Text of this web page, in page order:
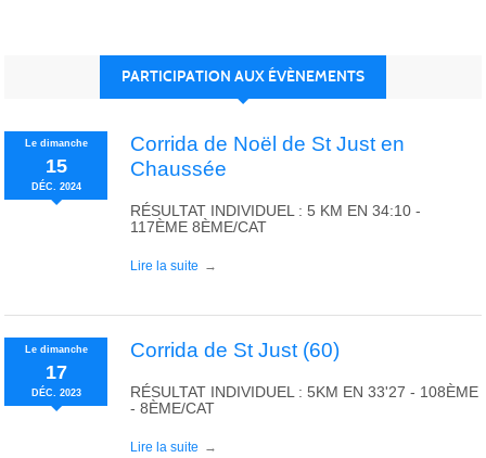
PARTICIPATION AUX ÉVÈNEMENTS
Le dimanche
15
DÉC. 2024
Corrida de Noël de St Just en
Chaussée
RÉSULTAT INDIVIDUEL : 5 KM EN 34:10 -
117ÈME 8ÈME/CAT
Lire la suite
Le dimanche
17
DÉC. 2023
Corrida de St Just (60)
RÉSULTAT INDIVIDUEL : 5KM EN 33'27 - 108ÈME
- 8ÈME/CAT
Lire la suite